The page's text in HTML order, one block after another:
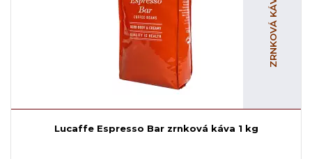
Lucaffe Espresso Bar zrnková káva 1 kg